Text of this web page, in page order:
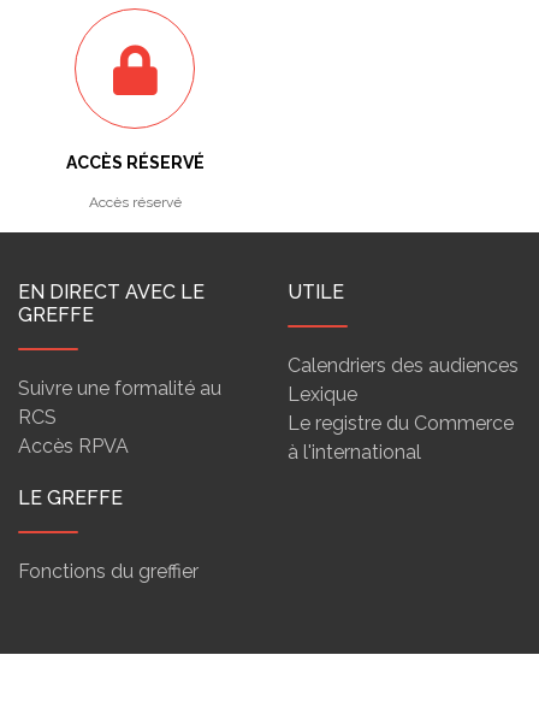
ACCÈS RÉSERVÉ
Accès réservé
EN DIRECT AVEC LE
GREFFE
Suivre une formalité au
RCS
Accès RPVA
UTILE
Calendriers des audiences
Lexique
Le registre du Commerce
à l'international
LE GREFFE
Fonctions du greffier